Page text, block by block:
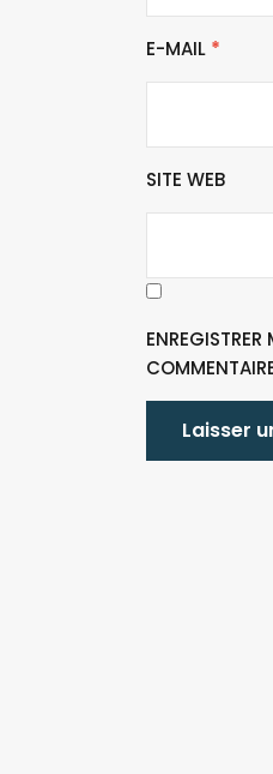
E-MAIL *
SITE WEB